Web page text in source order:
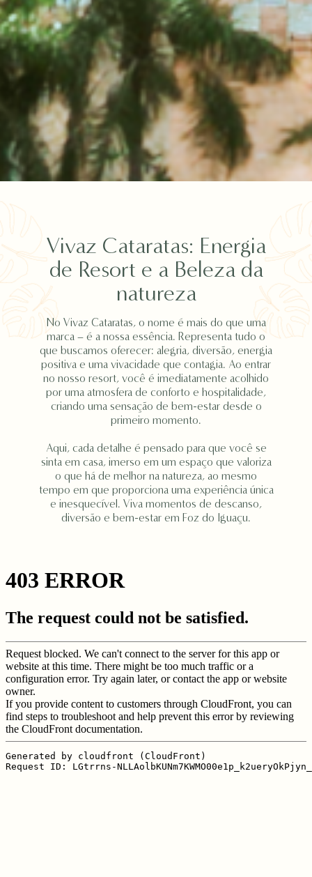
Vivaz Cataratas: Energia
de Resort e a Beleza da
natureza
No Vivaz Cataratas, o nome é mais do que uma
marca – é a nossa essência. Representa tudo o
que buscamos oferecer: alegria, diversão, energia
positiva e uma vivacidade que contagia. Ao entrar
no nosso resort, você é imediatamente acolhido
por uma atmosfera de conforto e hospitalidade,
criando uma sensação de bem-estar desde o
primeiro momento.
Aqui, cada detalhe é pensado para que você se
sinta em casa, imerso em um espaço que valoriza
o que há de melhor na natureza, ao mesmo
tempo em que proporciona uma experiência única
e inesquecível. Viva momentos de descanso,
diversão e bem-estar em Foz do Iguaçu.